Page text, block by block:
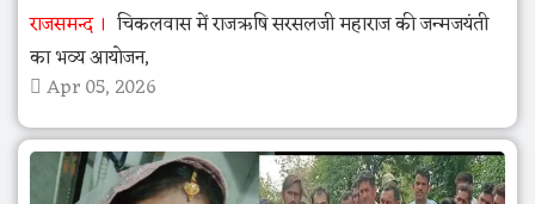
राजसमन्द
चिकलवास में राजऋषि सरसलजी महाराज की जन्मजयंती
का भव्य आयोजन,
Apr 05, 2026